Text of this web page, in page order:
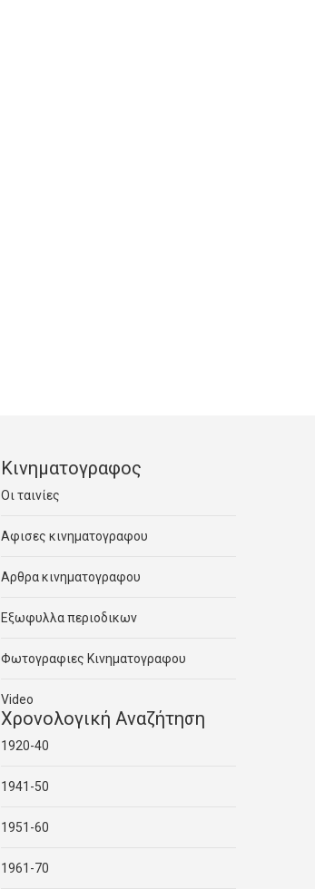
Κινηματογραφος
Οι ταινίες
Αφισες κινηματογραφου
Αρθρα κινηματογραφου
Εξωφυλλα περιοδικων
Φωτογραφιες Κινηματογραφου
Video
Χρονολογική Αναζήτηση
1920-40
1941-50
1951-60
1961-70